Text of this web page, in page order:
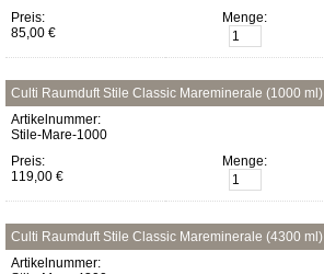
Preis:
85,00 €
Menge:
Culti Raumduft Stile Classic Mareminerale (1000 ml)
Artikelnummer:
Stile-Mare-1000
Preis:
119,00 €
Menge:
Culti Raumduft Stile Classic Mareminerale (4300 ml)
Artikelnummer: